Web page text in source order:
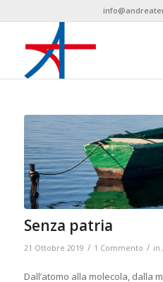
Senza patria
21 Ottobre 2019 / 1 Commento / in
Dall’atomo alla molecola, dalla